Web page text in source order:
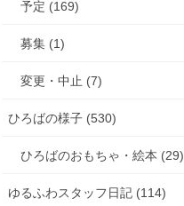
予定 (169)
募集 (1)
変更・中止 (7)
ひろばの様子 (530)
ひろばのおもちゃ・絵本 (29)
ゆるふわスタッフ日記 (114)